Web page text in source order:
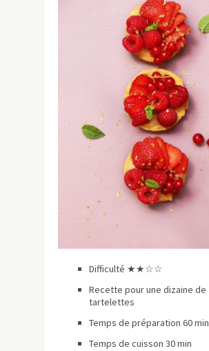
Difficulté ★★☆☆
Recette pour une dizaine de
tartelettes
Temps de préparation 60 min
Temps de cuisson 30 min